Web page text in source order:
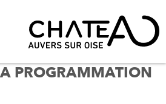
PROGRAMMATION